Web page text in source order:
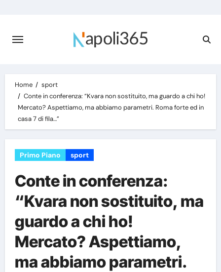
content
Home
sport
Conte in conferenza: “Kvara non sostituito, ma guardo a chi ho!
Mercato? Aspettiamo, ma abbiamo parametri. Roma forte ed in
casa 7 di fila…”
Primo Piano sport
Conte in conferenza:
“Kvara non sostituito, ma
guardo a chi ho!
Mercato? Aspettiamo,
ma abbiamo parametri.